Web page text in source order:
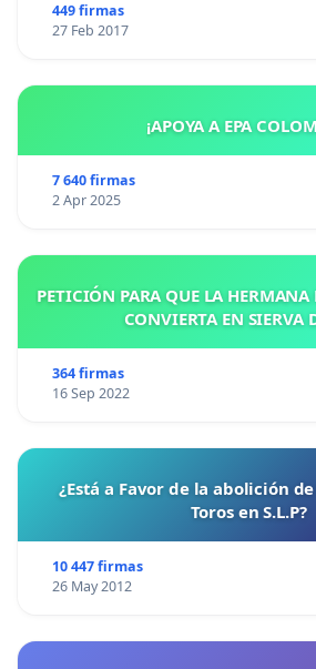
449 firmas
27 Feb 2017
¡APOYA A EPA
7 640 firmas
2 Apr 2025
PETICIÓN PARA QUE LA HERMANA
CONVIERTA EN SIERVA
364 firmas
16 Sep 2022
¿Está a Favor de la abolición
Toros en S.L.P?
10 447 firmas
26 May 2012